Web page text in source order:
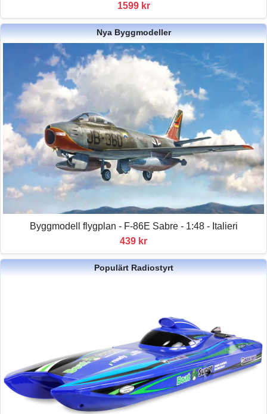
1599 kr
Nya Byggmodeller
Byggmodell flygplan - F-86E Sabre - 1:48 - Italieri
439 kr
Populärt Radiostyrt